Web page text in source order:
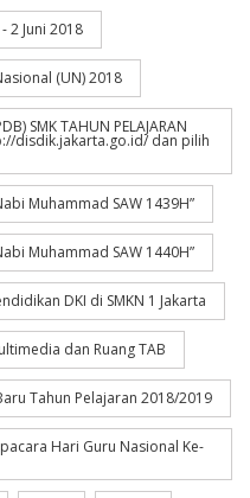
2 Juni 2018
(UN) 2018
SMK TAHUN PELAJARAN
disdik.jakarta.go.id/ dan pilih
Muhammad SAW 1439H”
Muhammad SAW 1440H”
DKI di SMKN 1 Jakarta
dan Ruang TAB
Tahun Pelajaran 2018/2019
Hari Guru Nasional Ke-